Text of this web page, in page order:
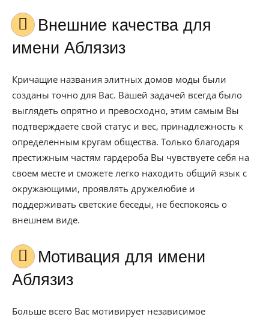
Внешние качества для
имени Аблязиз
Кричащие названия элитных домов моды были
созданы точно для Вас. Вашей задачей всегда было
выглядеть опрятно и превосходно, этим самым Вы
подтверждаете свой статус и вес, принадлежность к
определенным кругам общества. Только благодаря
престижным частям гардероба Вы чувствуете себя на
своем месте и сможете легко находить общий язык с
окружающими, проявлять дружелюбие и
поддерживать светские беседы, не беспокоясь о
внешнем виде.
Мотивация для имени
Аблязиз
Больше всего Вас мотивирует независимое